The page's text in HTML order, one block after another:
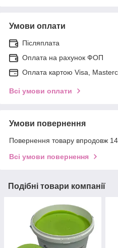
Умови оплати
Післяплата
Оплата на рахунок ФОП
Оплата картою Visa,
Всі умови оплати
Умови повернення
Повернення товару впродовж 14
Всі умови повернення
Подібні товари компанії